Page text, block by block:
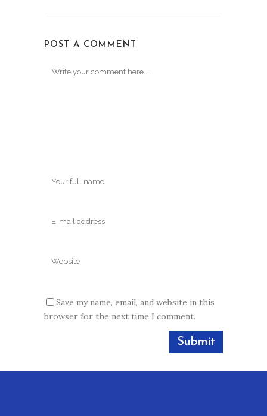
POST A COMMENT
Save my name, email, and website in this
browser for the next time I comment.